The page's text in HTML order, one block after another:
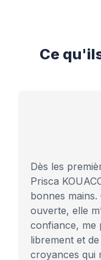
Ce
Dès les
Prisca
bonnes
ouverte, elle
confiance, me
librement et
croyances qui